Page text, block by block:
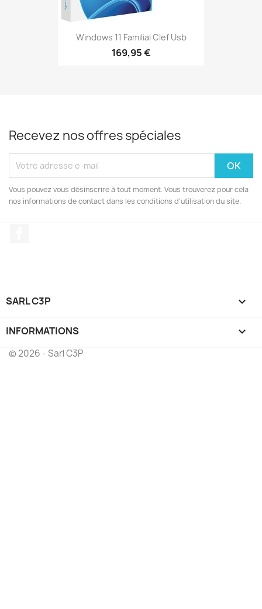
Windows 11 Familial Clef Usb
169,95 €
Recevez nos offres spéciales
Vous pouvez vous désinscrire à tout moment. Vous trouverez pour cela
nos informations de contact dans les conditions d'utilisation du site.
SARL C3P 
INFORMATIONS keyboard_arrow_down
© 2026 - Sarl C3P